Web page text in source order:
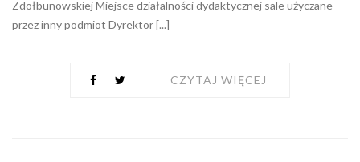
Zdołbunowskiej Miejsce działalności dydaktycznej sale użyczane
przez inny podmiot Dyrektor [...]
CZYTAJ WIĘCEJ